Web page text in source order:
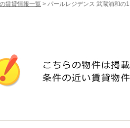
賃貸情報一覧 > パールレジデンス 武蔵浦和の